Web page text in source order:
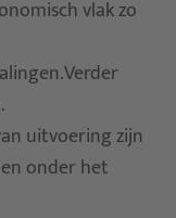
vlak zo
uitvoering zijn
onder het